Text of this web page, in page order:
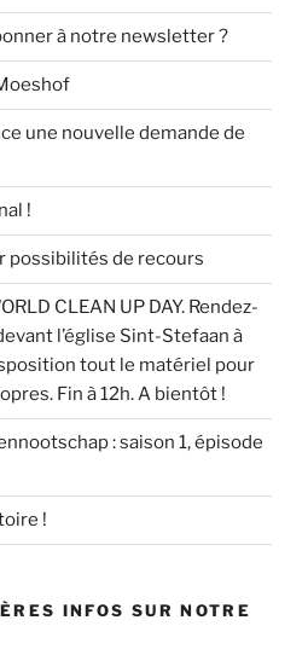
à notre newsletter ?
une nouvelle demande de
!
possibilités de recours
CLEAN UP DAY. Rendez-
l’église Sint-Stefaan à
tout le matériel pour
Fin à 12h. A bientôt !
: saison 1, épisode
!
INFOS SUR NOTRE